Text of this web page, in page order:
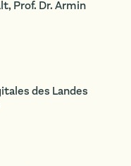
Prof. Dr. Armin
des Landes